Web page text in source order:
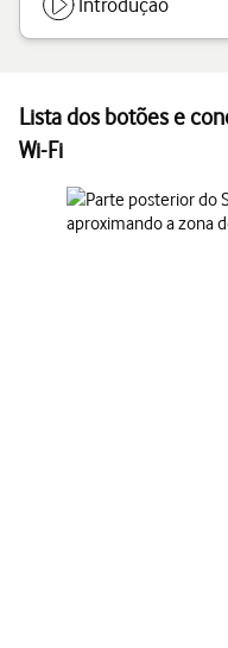
Introdução
Lista dos botões e
Wi-Fi